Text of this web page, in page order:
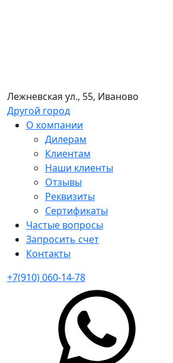
Лежневская ул., 55, Иваново
Другой город
О компании
Дилерам
Клиентам
Наши клиенты
Отзывы
Реквизиты
Сертификаты
Частые вопросы
Запросить счет
Контакты
+7(910) 060-14-78